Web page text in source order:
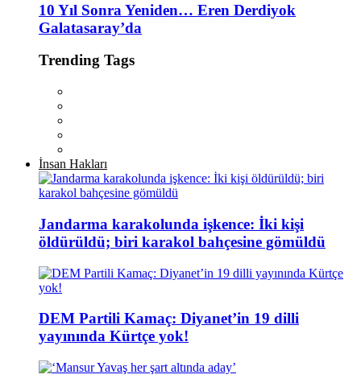
10 Yıl Sonra Yeniden… Eren Derdiyok
Galatasaray’da
Trending Tags
İnsan Hakları
Jandarma karakolunda işkence: İki kişi
öldürüldü; biri karakol bahçesine gömüldü
DEM Partili Kamaç: Diyanet’in 19 dilli
yayınında Kürtçe yok!